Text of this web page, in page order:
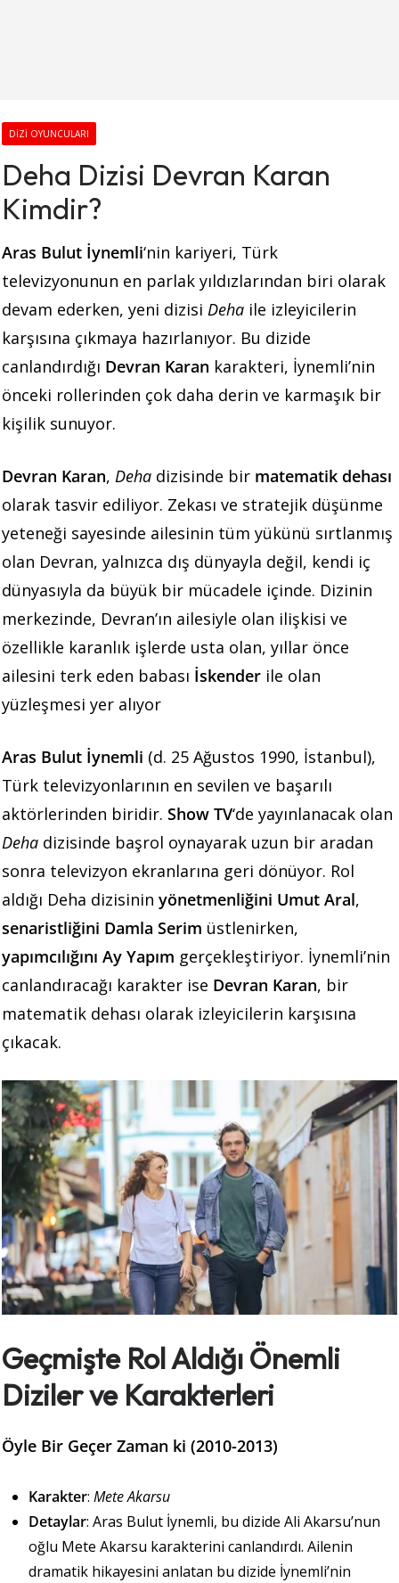
DIZI OYUNCULARI
Deha Dizisi Devran Karan
Kimdir?
Aras Bulut İynemli‘nin kariyeri, Türk
televizyonunun en parlak yıldızlarından biri olarak
devam ederken, yeni dizisi Deha ile izleyicilerin
karşısına çıkmaya hazırlanıyor. Bu dizide
canlandırdığı Devran Karan karakteri, İynemli’nin
önceki rollerinden çok daha derin ve karmaşık bir
kişilik sunuyor.
Devran Karan, Deha dizisinde bir matematik dehası
olarak tasvir ediliyor. Zekası ve stratejik düşünme
yeteneği sayesinde ailesinin tüm yükünü sırtlanmış
olan Devran, yalnızca dış dünyayla değil, kendi iç
dünyasıyla da büyük bir mücadele içinde. Dizinin
merkezinde, Devran’ın ailesiyle olan ilişkisi ve
özellikle karanlık işlerde usta olan, yıllar önce
ailesini terk eden babası İskender ile olan
yüzleşmesi yer alıyor
Aras Bulut İynemli (d. 25 Ağustos 1990, İstanbul),
Türk televizyonlarının en sevilen ve başarılı
aktörlerinden biridir. Show TV‘de yayınlanacak olan
Deha dizisinde başrol oynayarak uzun bir aradan
sonra televizyon ekranlarına geri dönüyor. Rol
aldığı Deha dizisinin yönetmenliğini Umut Aral,
senaristliğini Damla Serim üstlenirken,
yapımcılığını Ay Yapım gerçekleştiriyor. İynemli’nin
canlandıracağı karakter ise Devran Karan, bir
matematik dehası olarak izleyicilerin karşısına
çıkacak.
Geçmişte Rol Aldığı Önemli
Diziler ve Karakterleri
Öyle Bir Geçer Zaman ki (2010-2013)
Karakter: Mete Akarsu
Detaylar: Aras Bulut İynemli, bu dizide Ali Akarsu’nun
oğlu Mete Akarsu karakterini canlandırdı. Ailenin
dramatik hikayesini anlatan bu dizide İynemli’nin